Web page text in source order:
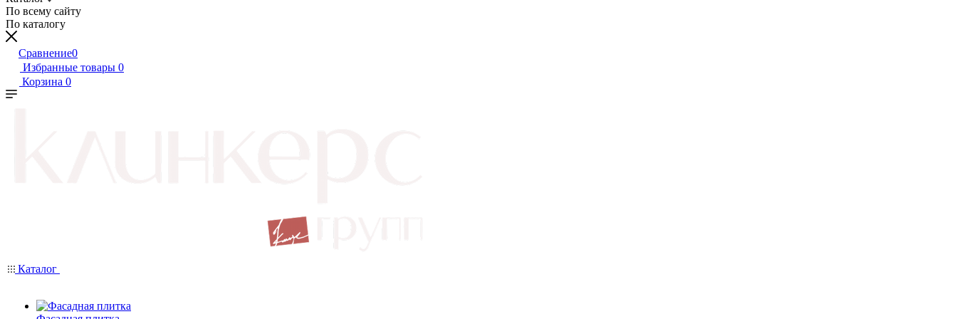
По всему сайту
По каталогу
Сравнение0
Избранные товары 0
Корзина 0
Каталог